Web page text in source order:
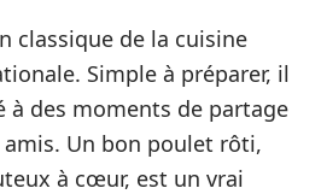
classique de la cuisine
Simple à préparer, il
à des moments de partage
Un bon poulet rôti,
à cœur, est un vrai